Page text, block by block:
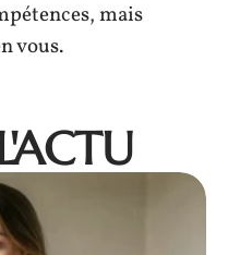
mais
vous.